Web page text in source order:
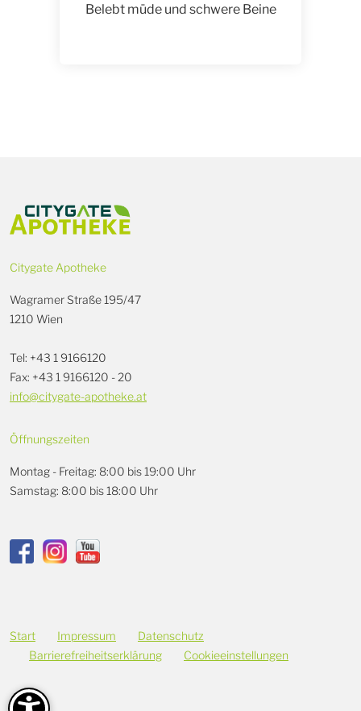
Belebt müde und schwere Beine
Citygate Apotheke
Wagramer Straße 195/47
1210 Wien
Tel: +43 1 9166120
Fax: +43 1 9166120 - 20
info@citygate-apotheke.at
Öffnungszeiten
Montag - Freitag: 8:00 bis 19:00 Uhr
Samstag: 8:00 bis 18:00 Uhr
Start Impressum
Datenschutz
Barrierefreiheitserklärung
Cookieeinstellungen